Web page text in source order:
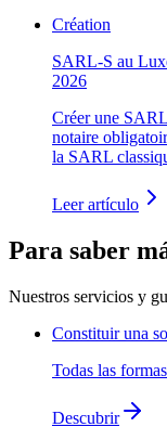
Création
SARL-S au
2026
Créer une
notaire
la SARL
Leer artículo
Para saber
Nuestros servicios y
Constituir una
Todas las
Descubrir